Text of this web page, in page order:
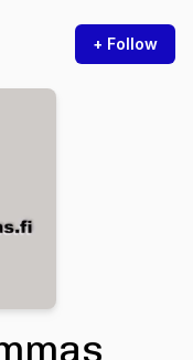
+ Follow